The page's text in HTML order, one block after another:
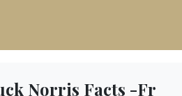
Norris Facts -Fr